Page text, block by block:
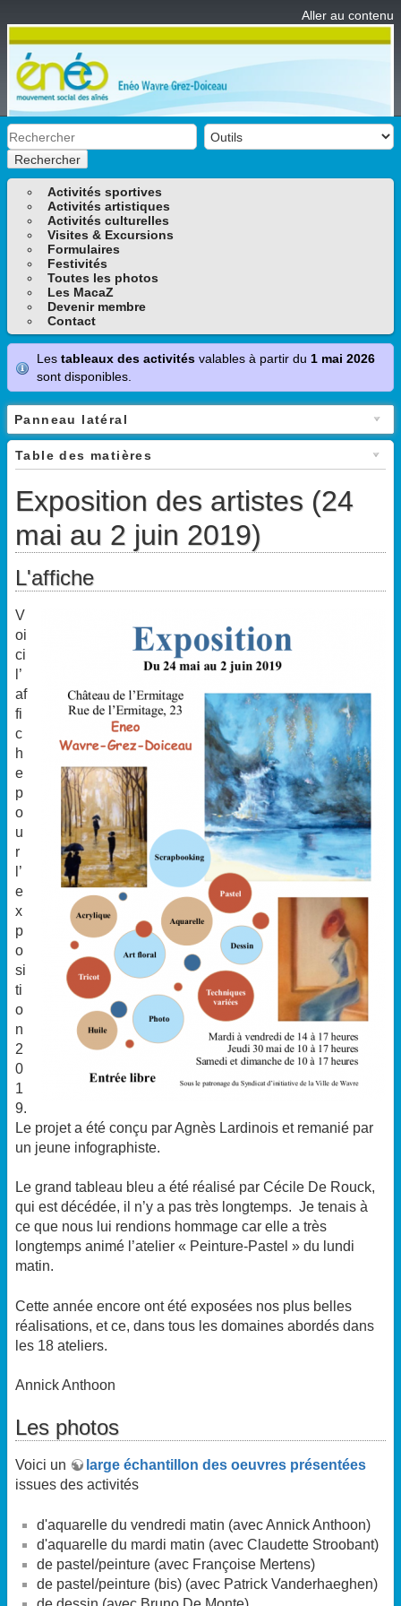
Aller au contenu
Rechercher
Activités sportives
Activités artistiques
Activités culturelles
Visites & Excursions
Formulaires
Festivités
Toutes les photos
Les MacaZ
Devenir membre
Contact
Les tableaux des activités valables à partir du 1 mai 2026
sont disponibles.
Panneau latéral
Table des matières
Exposition des artistes (24
mai au 2 juin 2019)
L'affiche
V
oi
ci
l’
af
fi
c
h
e
p
o
u
r
l’
e
x
p
o
si
ti
o
n
2
0
1
9.
Le projet a été conçu par Agnès Lardinois et remanié par
un jeune infographiste.
Le grand tableau bleu a été réalisé par Cécile De Rouck,
qui est décédée, il n’y a pas très longtemps. Je tenais à
ce que nous lui rendions hommage car elle a très
longtemps animé l’atelier « Peinture-Pastel » du lundi
matin.
Cette année encore ont été exposées nos plus belles
réalisations, et ce, dans tous les domaines abordés dans
les 18 ateliers.
Annick Anthoon
Les photos
Voici un
large échantillon des oeuvres présentées
issues des activités
d'aquarelle du vendredi matin (avec Annick Anthoon)
d'aquarelle du mardi matin (avec Claudette Stroobant)
de pastel/peinture (avec Françoise Mertens)
de pastel/peinture (bis) (avec Patrick Vanderhaeghen)